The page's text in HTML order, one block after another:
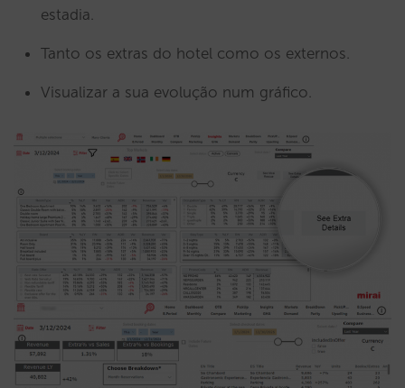
estadia.
Tanto os extras do hotel como os externos.
Visualizar a sua evolução num gráfico.